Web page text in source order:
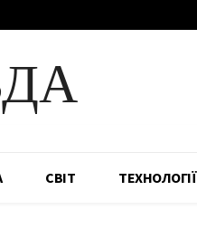
СВІТ ТЕХНОЛОГІЇ